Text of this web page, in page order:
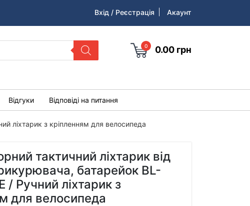
Вхід / Реєстрація Акаунт
0 0.00 грн
Відгуки Відповіді на питання
ліхтарик з кріпленням для велосипеда
тактичний ліхтарик від
батарейок BL-
/ Ручний ліхтарик з
для велосипеда